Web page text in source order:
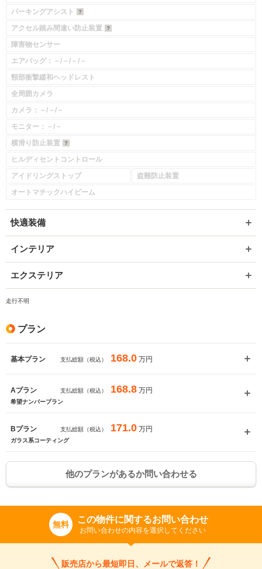
パーキングアシスト
アクセル踏み間違い防止装置
障害物センサー
エアバッグ：－/－/－/－
頸部衝撃緩和ヘッドレスト
全周囲カメラ
カメラ：－/－/－
モニター：－/－
横滑り防止装置
ヒルディセントコントロール
アイドリングストップ
盗難防止装置
オートマチックハイビーム
快適装備
インテリア
エクステリア
走行不明
プラン
基本プラン 支払総額（税込） 168.0 万円
Aプラン 支払総額（税込） 168.8 万円
希望ナンバープラン
Bプラン 支払総額（税込） 171.0 万円
ガラス系コーティング
他のプランがあるか問い合わせる
無料 この物件に関するお問い合わせ
お問い合わせの内容を選択してください
販売店から最短即日、メールで返答！